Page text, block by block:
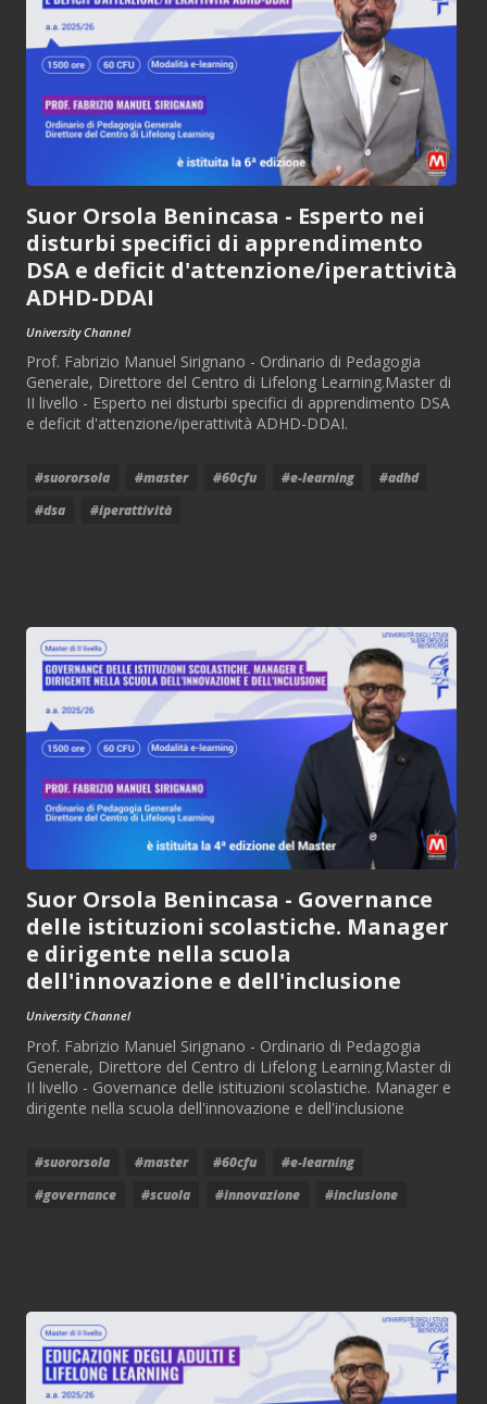
Suor Orsola Benincasa - Esperto nei
disturbi specifici di apprendimento
DSA e deficit d'attenzione/iperattività
ADHD-DDAI
University Channel
Prof. Fabrizio Manuel Sirignano - Ordinario di Pedagogia
Generale, Direttore del Centro di Lifelong Learning.Master di
II livello - Esperto nei disturbi specifici di apprendimento DSA
e deficit d'attenzione/iperattività ADHD-DDAI.
#suororsola #master #60cfu #e-learning
#adhd
#dsa
#iperattività
Suor Orsola Benincasa - Governance
delle istituzioni scolastiche. Manager
e dirigente nella scuola
dell'innovazione e dell'inclusione
University Channel
Prof. Fabrizio Manuel Sirignano - Ordinario di Pedagogia
Generale, Direttore del Centro di Lifelong Learning.Master di
II livello - Governance delle istituzioni scolastiche. Manager e
dirigente nella scuola dell'innovazione e dell'inclusione
#suororsola #master #60cfu
#e-learning
#governance
#scuola #innovazione #inclusione